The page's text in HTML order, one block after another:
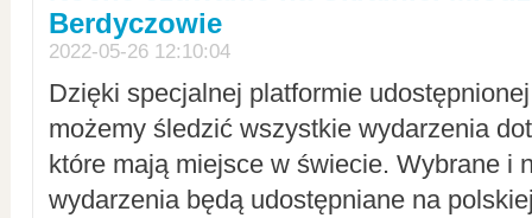
Berdyczowie
2022-05-26 12:10:04
Dzięki specjalnej platformie
możemy śledzić wszystkie wydarzenia
które mają miejsce w świecie. Wybrane i
wydarzenia będą udostępniane na